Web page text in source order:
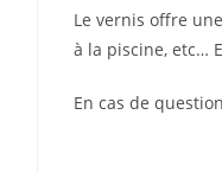
Le vernis offre
à la piscine, etc…
En cas de